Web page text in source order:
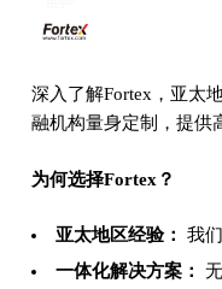
深入了解Fortex，亚太
融机构量身定制，提供
为何选择Fortex？
亚太地区经验：
我
一体化解决方案：